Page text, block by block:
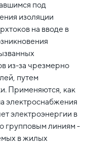
под
изоляции
на вводе в
из-за чрезмерно
путем
Применяются, как
электроснабжения
электроэнергии в
групповым линиям -
в жилых